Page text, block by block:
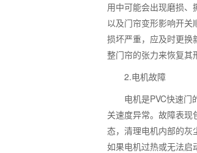
用中可能会出现磨损、
以及门帘变形影响开
损坏严重，应及时更换
整门帘的张力来恢复其
2.电机故障
电机是PVC快速门
关速度异常。故障表
态，清理电机内部的灰
如果电机过热或无法启